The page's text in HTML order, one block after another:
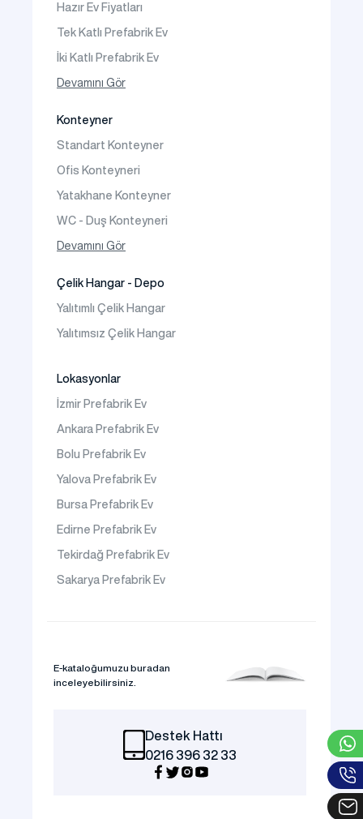
Hazır Ev Fiyatları
Tek Katlı Prefabrik Ev
İki Katlı Prefabrik Ev
Tek Katlı Prefabrik Villa
Devamını Gör
Konteyner
Standart Konteyner
Ofis Konteyneri
Yatakhane Konteyner
WC - Duş Konteyneri
Konteyner Ev
Devamını Gör
Çelik Hangar - Depo
Yalıtımlı Çelik Hangar
Yalıtımsız Çelik Hangar
Lokasyonlar
İzmir Prefabrik Ev
Ankara Prefabrik Ev
Bolu Prefabrik Ev
Yalova Prefabrik Ev
Bursa Prefabrik Ev
Edirne Prefabrik Ev
Tekirdağ Prefabrik Ev
Sakarya Prefabrik Ev
E-kataloğumuzu buradan
inceleyebilirsiniz.
Destek Hattı
0216 396 32 33